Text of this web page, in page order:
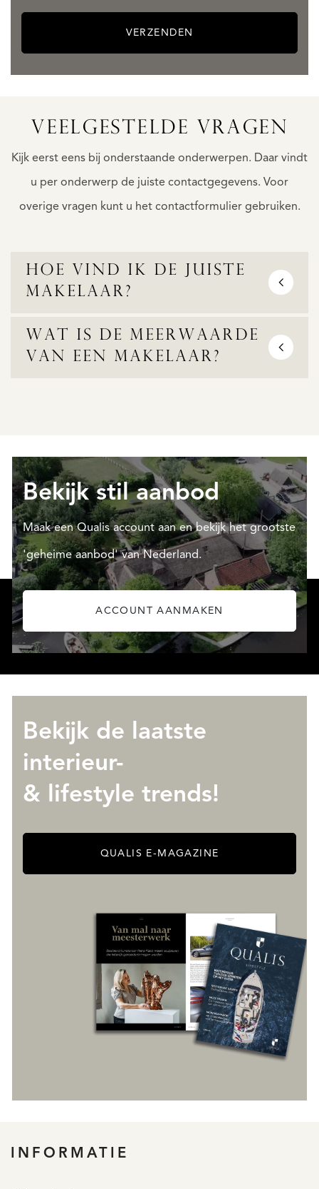
VERZENDEN
VEELGESTELDE VRAGEN
Kijk eerst eens bij onderstaande onderwerpen. Daar vindt
u per onderwerp de juiste contactgegevens. Voor
overige vragen kunt u het contactformulier gebruiken.
Hoe vind ik de juiste
makelaar?
Wat is de meerwaarde
van een makelaar?
Bekijk stil aanbod
Maak een Qualis account aan en bekijk het grootste
'geheime aanbod' van Nederland.
ACCOUNT AANMAKEN
Bekijk de laatste
interieur-
& lifestyle trends!
QUALIS E-MAGAZINE
INFORMATIE